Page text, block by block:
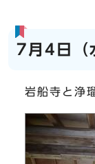
7月4日（
岩船寺と浄